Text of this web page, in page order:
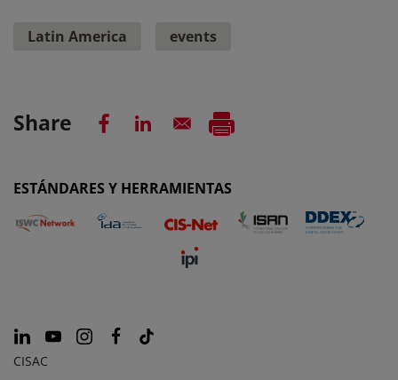
Latin America events
Share
ESTÁNDARES Y HERRAMIENTAS
CISAC